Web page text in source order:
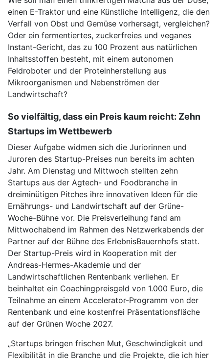
einen E-Traktor und eine Künstliche Intelligenz, die den
Verfall von Obst und Gemüse vorhersagt, vergleichen?
Oder ein fermentiertes, zuckerfreies und veganes
Instant-Gericht, das zu 100 Prozent aus natürlichen
Inhaltsstoffen besteht, mit einem autonomen
Feldroboter und der Proteinherstellung aus
Mikroorganismen und Nebenströmen der
Landwirtschaft?
So vielfältig, dass ein Preis kaum reicht: Zehn
Startups im Wettbewerb
Dieser Aufgabe widmen sich die Juriorinnen und
Juroren des Startup-Preises nun bereits im achten
Jahr. Am Dienstag und Mittwoch stellten zehn
Startups aus der Agtech- und Foodbranche in
dreiminütigen Pitches ihre innovativen Ideen für die
Ernährungs- und Landwirtschaft auf der Grüne-
Woche-Bühne vor. Die Preisverleihung fand am
Mittwochabend im Rahmen des Netzwerkabends der
Partner auf der Bühne des ErlebnisBauernhofs statt.
Der Startup-Preis wird in Kooperation mit der
Andreas-Hermes-Akademie und der
Landwirtschaftlichen Rentenbank verliehen. Er
beinhaltet ein Coachingpreisgeld von 1.000 Euro, die
Teilnahme an einem Accelerator-Programm von der
Rentenbank und eine kostenfrei Präsentationsfläche
auf der Grünen Woche 2027.
„Startups bringen frischen Mut, Geschwindigkeit und
Flexibilität in die Branche und die Projekte, die ich hier